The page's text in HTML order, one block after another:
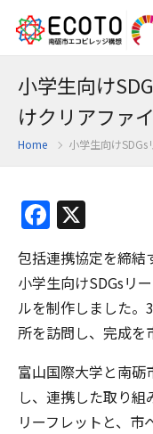
小学生向け
けクリアファ
Home 小学生向け
包括連携協定を締結
小学生向けSDGsリ
ルを制作しました。
所を訪問し、完成を
富山国際大学と南砺
し、連携した取り組
リーフレットと、市